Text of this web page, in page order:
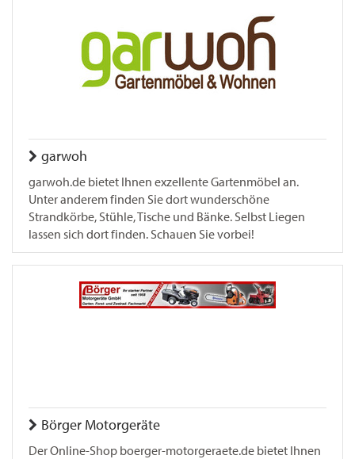
garwoh
garwoh.de bietet Ihnen exzellente Gartenmöbel an.
Unter anderem finden Sie dort wunderschöne
Strandkörbe, Stühle, Tische und Bänke. Selbst Liegen
lassen sich dort finden. Schauen Sie vorbei!
Börger Motorgeräte
Der Online-Shop boerger-motorgeraete.de bietet Ihnen